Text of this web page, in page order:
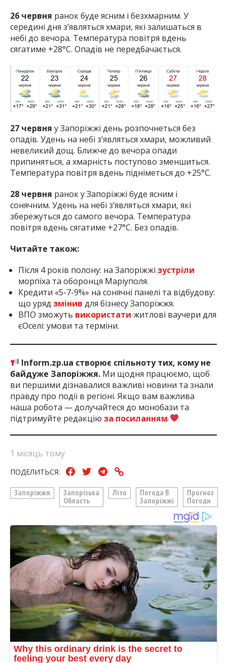
26 червня ранок буде ясним і безхмарним. У
середині дня з’являться хмари, які залишаться в
небі до вечора. Температура повітря вдень
сягатиме +28°C. Опадів не передбачається.
27 червня у Запоріжжі день розпочнеться без
опадів. Удень на небі з’являться хмари, можливий
невеликий дощ. Ближче до вечора опади
припиняться, а хмарність поступово зменшиться.
Температура повітря вдень підніметься до +25°C.
28 червня ранок у Запоріжжі буде ясним і
сонячним. Удень на небі з’являться хмари, які
збережуться до самого вечора. Температура
повітря вдень сягатиме +27°C. Без опадів.
Читайте також:
Після 4 років полону: на Запоріжжі зустріли
морпіха та оборонця Маріуполя.
Кредити «5-7-9%» на сонячні панелі та відбудову:
що уряд змінив для бізнесу Запоріжжя.
ВПО зможуть використати житлові ваучери для
єОселі: умови та терміни.
Inform.zp.ua створює спільноту тих, кому не
байдуже Запоріжжя. Ми щодня працюємо, щоб
ви першими дізнавалися важливі новини та знали
правду про події в регіоні. Якщо вам важлива
наша робота — долучайтеся до монобази та
підтримуйте редакцію за посиланням
1 місяць тому
ПОДЕЛИТЬСЯ:
Запоріжжя
Запорізька
Область
Літо
Погода В
Запоріжжі
Прогноз
Погоди